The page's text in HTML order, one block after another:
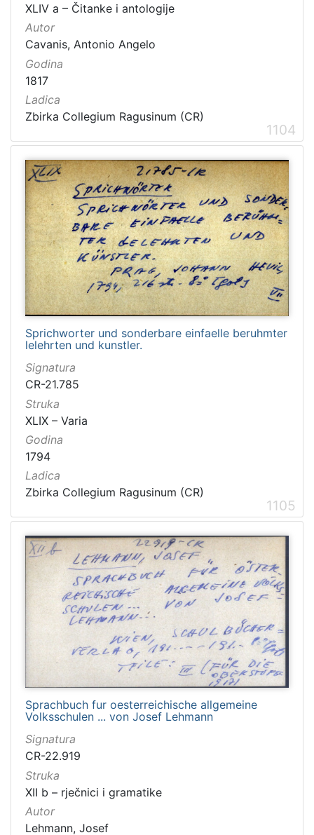
XLIV a – Čitanke i antologije
Autor
Cavanis, Antonio Angelo
Godina
1817
Ladica
Zbirka Collegium Ragusinum (CR)
1104
Sprichworter und sonderbare einfaelle beruhmter
lelehrten und kunstler.
Signatura
CR-21.785
Struka
XLIX – Varia
Godina
1794
Ladica
Zbirka Collegium Ragusinum (CR)
1105
Sprachbuch fur oesterreichische allgemeine
Volksschulen ... von Josef Lehmann
Signatura
CR-22.919
Struka
XII b – rječnici i gramatike
Autor
Lehmann, Josef